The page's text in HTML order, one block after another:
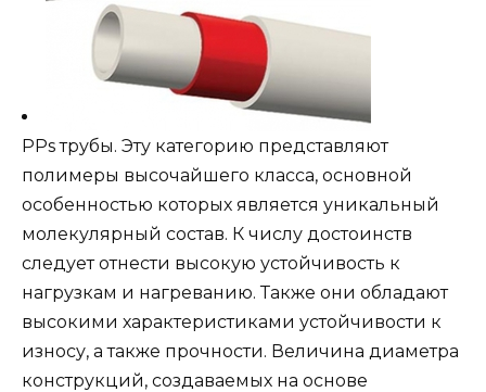
PPs трубы. Эту категорию представляют
полимеры высочайшего класса, основной
особенностью которых является уникальный
молекулярный состав. К числу достоинств
следует отнести высокую устойчивость к
нагрузкам и нагреванию. Также они обладают
высокими характеристиками устойчивости к
износу, а также прочности. Величина диаметра
конструкций, создаваемых на основе